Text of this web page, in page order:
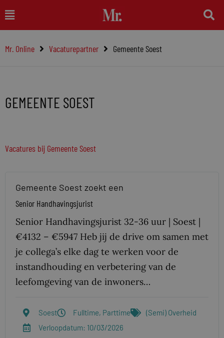
naar
inhoud
Main
Menu
Mr. Online Vacaturepartner Gemeente Soest
GEMEENTE SOEST
Vacatures bij Gemeente Soest
Gemeente Soest zoekt een
Senior Handhavingsjurist
Senior Handhavingsjurist 32-36 uur | Soest |
€4132 – €5947 Heb jij de drive om samen met
je collega’s elke dag te werken voor de
instandhouding en verbetering van de
leefomgeving van de inwoners…
Soest Fulltime, Parttime
(Semi) Overheid
Verloopdatum: 10/03/2026